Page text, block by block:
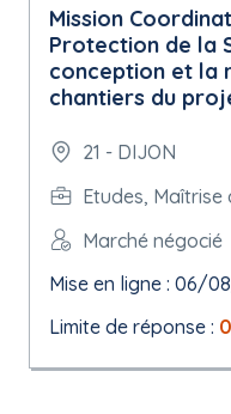
Mission
Protection de la
conception et la
chantiers du
21 - DIJON
Etudes,
Marché négocié
Mise en ligne : 06/
Limite de réponse :